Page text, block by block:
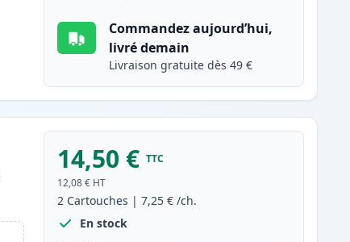
Commandez aujourd’hui,
livré demain
Livraison gratuite dès 49 €
14,50 € TTC
12,08 € HT
2 Cartouches |7,25 € /ch.
En stock